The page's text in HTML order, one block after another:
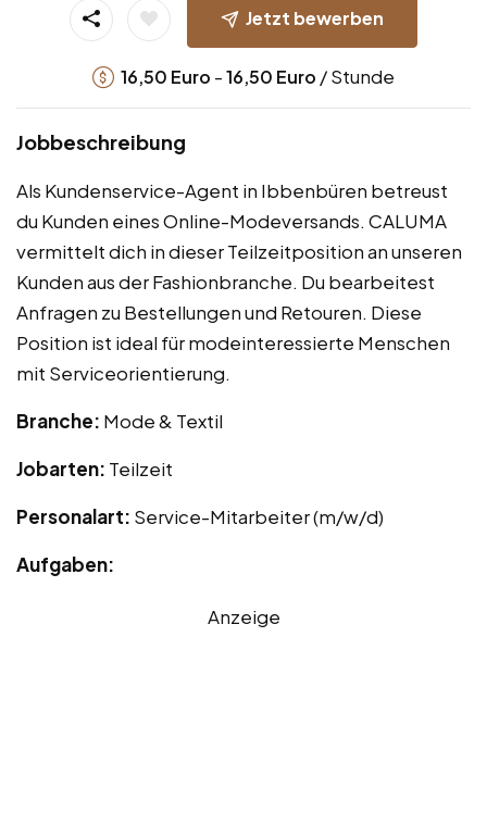
Jetzt bewerben
16,50 Euro -16,50 Euro / Stunde
Jobbeschreibung
Als Kundenservice-Agent in Ibbenbüren betreust
du Kunden eines Online-Modeversands. CALUMA
vermittelt dich in dieser Teilzeitposition an unseren
Kunden aus der Fashionbranche. Du bearbeitest
Anfragen zu Bestellungen und Retouren. Diese
Position ist ideal für modeinteressierte Menschen
mit Serviceorientierung.
Branche: Mode & Textil
Jobarten: Teilzeit
Personalart: Service-Mitarbeiter (m/w/d)
Aufgaben:
Anzeige